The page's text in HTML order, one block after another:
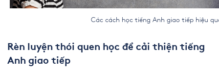
Các cách học tiếng Anh giao tiếp hiệu
Rèn luyện thói quen học để cải thiện tiếng
Anh giao tiếp